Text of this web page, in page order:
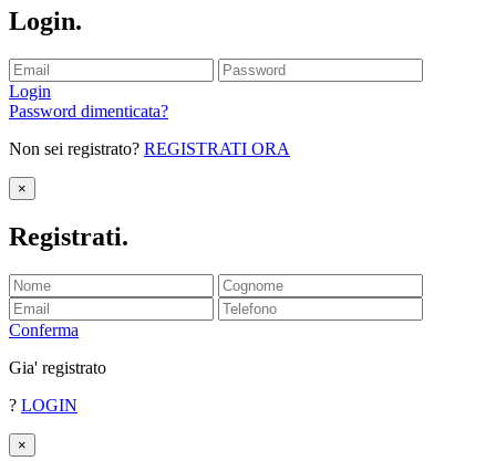
Login.
Login
Password dimenticata?
Non sei registrato? REGISTRATI ORA
×
Registrati.
Conferma
Gia' registrato
? LOGIN
×